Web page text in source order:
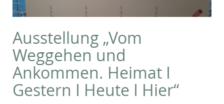
Ausstellung „Vom
Weggehen und
Ankommen. Heimat I
Gestern I Heute I Hier“